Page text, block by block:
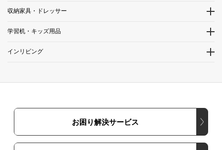
収納家具・ドレッサー
学習机・キッズ用品
インリビング
お困り解決サービス